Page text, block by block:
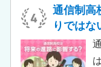
通信制高
りではな